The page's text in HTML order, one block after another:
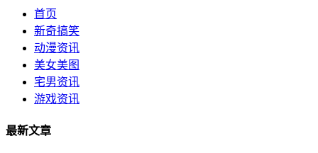
首页
新奇搞笑
动漫资讯
美女美图
宅男资讯
游戏资讯
最新文章